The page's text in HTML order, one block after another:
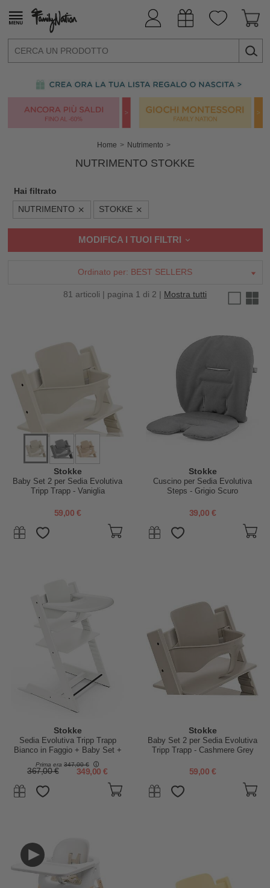
Home Nutrimento
NUTRIMENTO STOKKE
Hai filtrato
NUTRIMENTO STOKKE
MODIFICA I TUOI FILTRI
Ordinato per: BEST SELLERS
81 articoli | pagina 1 di 2 | Mostra tutti
Stokke
Baby Set 2 per Sedia Evolutiva
Tripp Trapp - Vaniglia
59,00 €
Stokke
Cuscino per Sedia Evolutiva
Steps - Grigio Scuro
39,00 €
Stokke
Sedia Evolutiva Tripp Trapp
Bianco in Faggio + Baby Set +
Vassoio Bianco - 6M+
Prima era 347,00 €
367,00 € 349,00 €
Stokke
Baby Set 2 per Sedia Evolutiva
Tripp Trapp - Cashmere Grey
59,00 €